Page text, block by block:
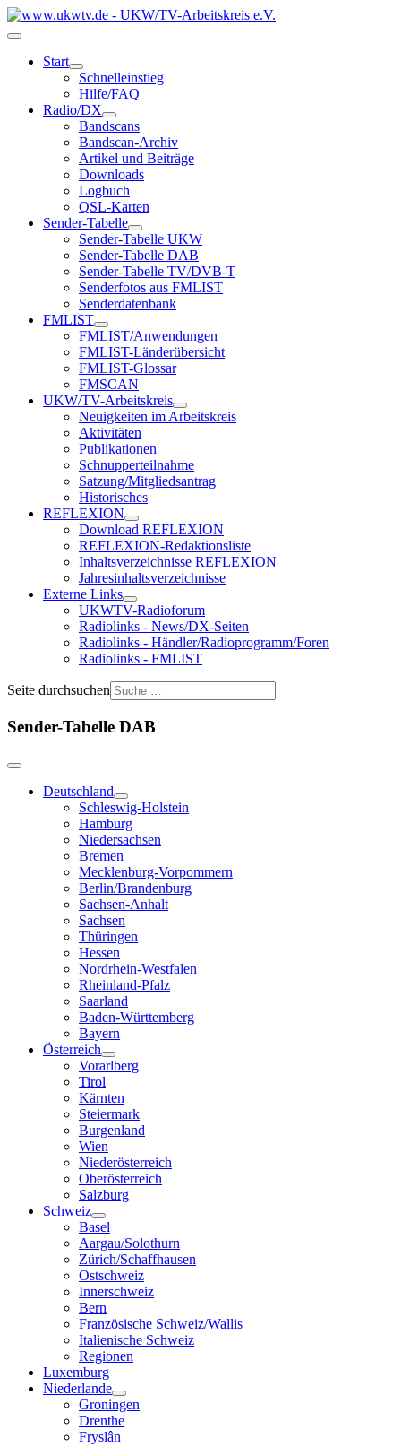
Start
Schnelleinstieg
Hilfe/FAQ
Radio/DX
Bandscans
Bandscan-Archiv
Artikel und Beiträge
Downloads
Logbuch
QSL-Karten
Sender-Tabelle
Sender-Tabelle UKW
Sender-Tabelle DAB
Sender-Tabelle TV/DVB-T
Senderfotos aus FMLIST
Senderdatenbank
FMLIST
FMLIST/Anwendungen
FMLIST-Länderübersicht
FMLIST-Glossar
FMSCAN
UKW/TV-Arbeitskreis
Neuigkeiten im Arbeitskreis
Aktivitäten
Publikationen
Schnupperteilnahme
Satzung/Mitgliedsantrag
Historisches
REFLEXION
Download REFLEXION
REFLEXION-Redaktionsliste
Inhaltsverzeichnisse REFLEXION
Jahresinhaltsverzeichnisse
Externe Links
UKWTV-Radioforum
Radiolinks - News/DX-Seiten
Radiolinks - Händler/Radioprogramm/Foren
Radiolinks - FMLIST
Seite durchsuchen
Sender-Tabelle DAB
Deutschland
Schleswig-Holstein
Hamburg
Niedersachsen
Bremen
Mecklenburg-Vorpommern
Berlin/Brandenburg
Sachsen-Anhalt
Sachsen
Thüringen
Hessen
Nordrhein-Westfalen
Rheinland-Pfalz
Saarland
Baden-Württemberg
Bayern
Österreich
Vorarlberg
Tirol
Kärnten
Steiermark
Burgenland
Wien
Niederösterreich
Oberösterreich
Salzburg
Schweiz
Basel
Aargau/Solothurn
Zürich/Schaffhausen
Ostschweiz
Innerschweiz
Bern
Französische Schweiz/Wallis
Italienische Schweiz
Regionen
Luxemburg
Niederlande
Groningen
Drenthe
Fryslân